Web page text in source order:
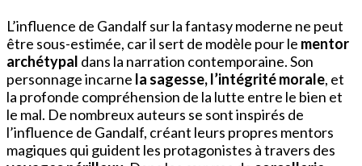
L’influence de Gandalf sur la fantasy moderne ne peut
être sous-estimée, car il sert de modèle pour le mentor
archétypal dans la narration contemporaine. Son
personnage incarne la sagesse, l’intégrité morale, et
la profonde compréhension de la lutte entre le bien et
le mal. De nombreux auteurs se sont inspirés de
l’influence de Gandalf, créant leurs propres mentors
magiques qui guident les protagonistes à travers des